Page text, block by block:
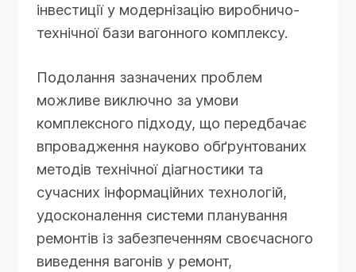
інвестиції у модернізацію виробничо-
технічної бази вагонного комплексу.
Подолання зазначених проблем
можливе виключно за умови
комплексного підходу, що передбачає
впровадження науково обґрунтованих
методів технічної діагностики та
сучасних інформаційних технологій,
удосконалення системи планування
ремонтів із забезпеченням своєчасного
виведення вагонів у ремонт,